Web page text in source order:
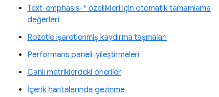
Text-emphasis-* özellikleri için otomatik tamamlama
değerleri
Rozetle işaretlenmiş kaydırma taşmaları
Performans paneli iyileştirmeleri
Canlı metriklerdeki öneriler
İçerik haritalarında gezinme